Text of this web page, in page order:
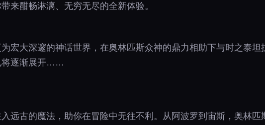
来酣畅淋漓、无穷无尽的全新体验。
宏大深邃的神话世界，在奥林匹斯众神的鼎力相助下与时之泰
将逐渐展开……
远古的魔法，助你在冒险中无往不利。从阿波罗到宙斯，奥林